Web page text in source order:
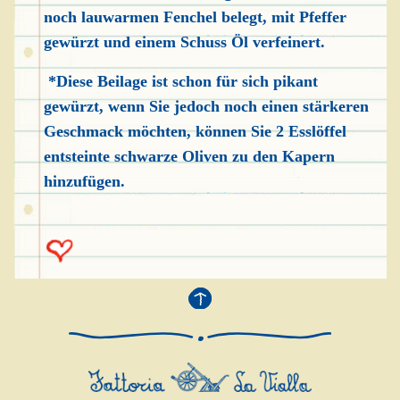
noch lauwarmen Fenchel belegt, mit Pfeffer
gewürzt und einem Schuss Öl verfeinert.
*Diese Beilage ist schon für sich pikant
gewürzt, wenn Sie jedoch noch einen stärkeren
Geschmack möchten, können Sie 2 Esslöffel
entsteinte schwarze Oliven zu den Kapern
hinzufügen.